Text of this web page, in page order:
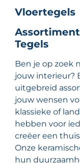
Vloertegels
Tegels
Ben je op zoek
jouw interieur?
uitgebreid
jouw wensen
klassieke of
hebben voor
creëer een
Onze
hun